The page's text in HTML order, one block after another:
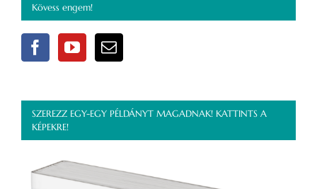
Kövess engem!
SZEREZZ EGY-EGY PÉLDÁNYT MAGADNAK! KATTINTS A
KÉPEKRE!